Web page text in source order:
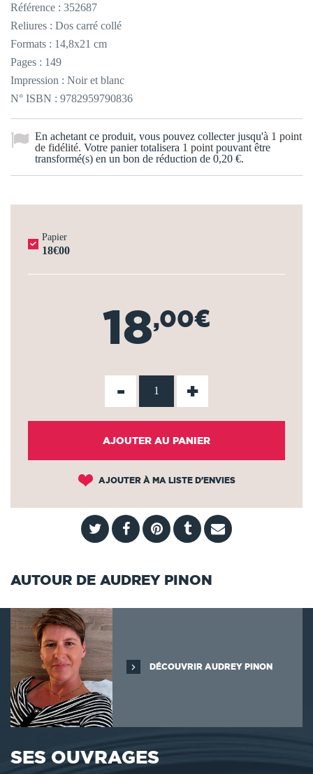
Référence : 352687
Reliures : Dos carré collé
Formats : 14,8x21 cm
Pages : 149
Impression : Noir et blanc
N° ISBN : 9782959790836
En achetant ce produit, vous pouvez collecter jusqu'à 1 point
de fidélité. Votre panier totalisera 1 point pouvant être
transformé(s) en un bon de réduction de 0,20 €.
Papier
18€00
18,00€
- +
AJOUTER AU PANIER
AJOUTER À MA LISTE D'ENVIES
AUTOUR DE AUDREY PINON
DÉCOUVRIR AUDREY PINON
SES OUVRAGES